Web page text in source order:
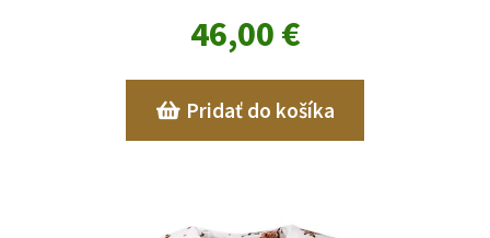
46,00 €
Pridať do košíka